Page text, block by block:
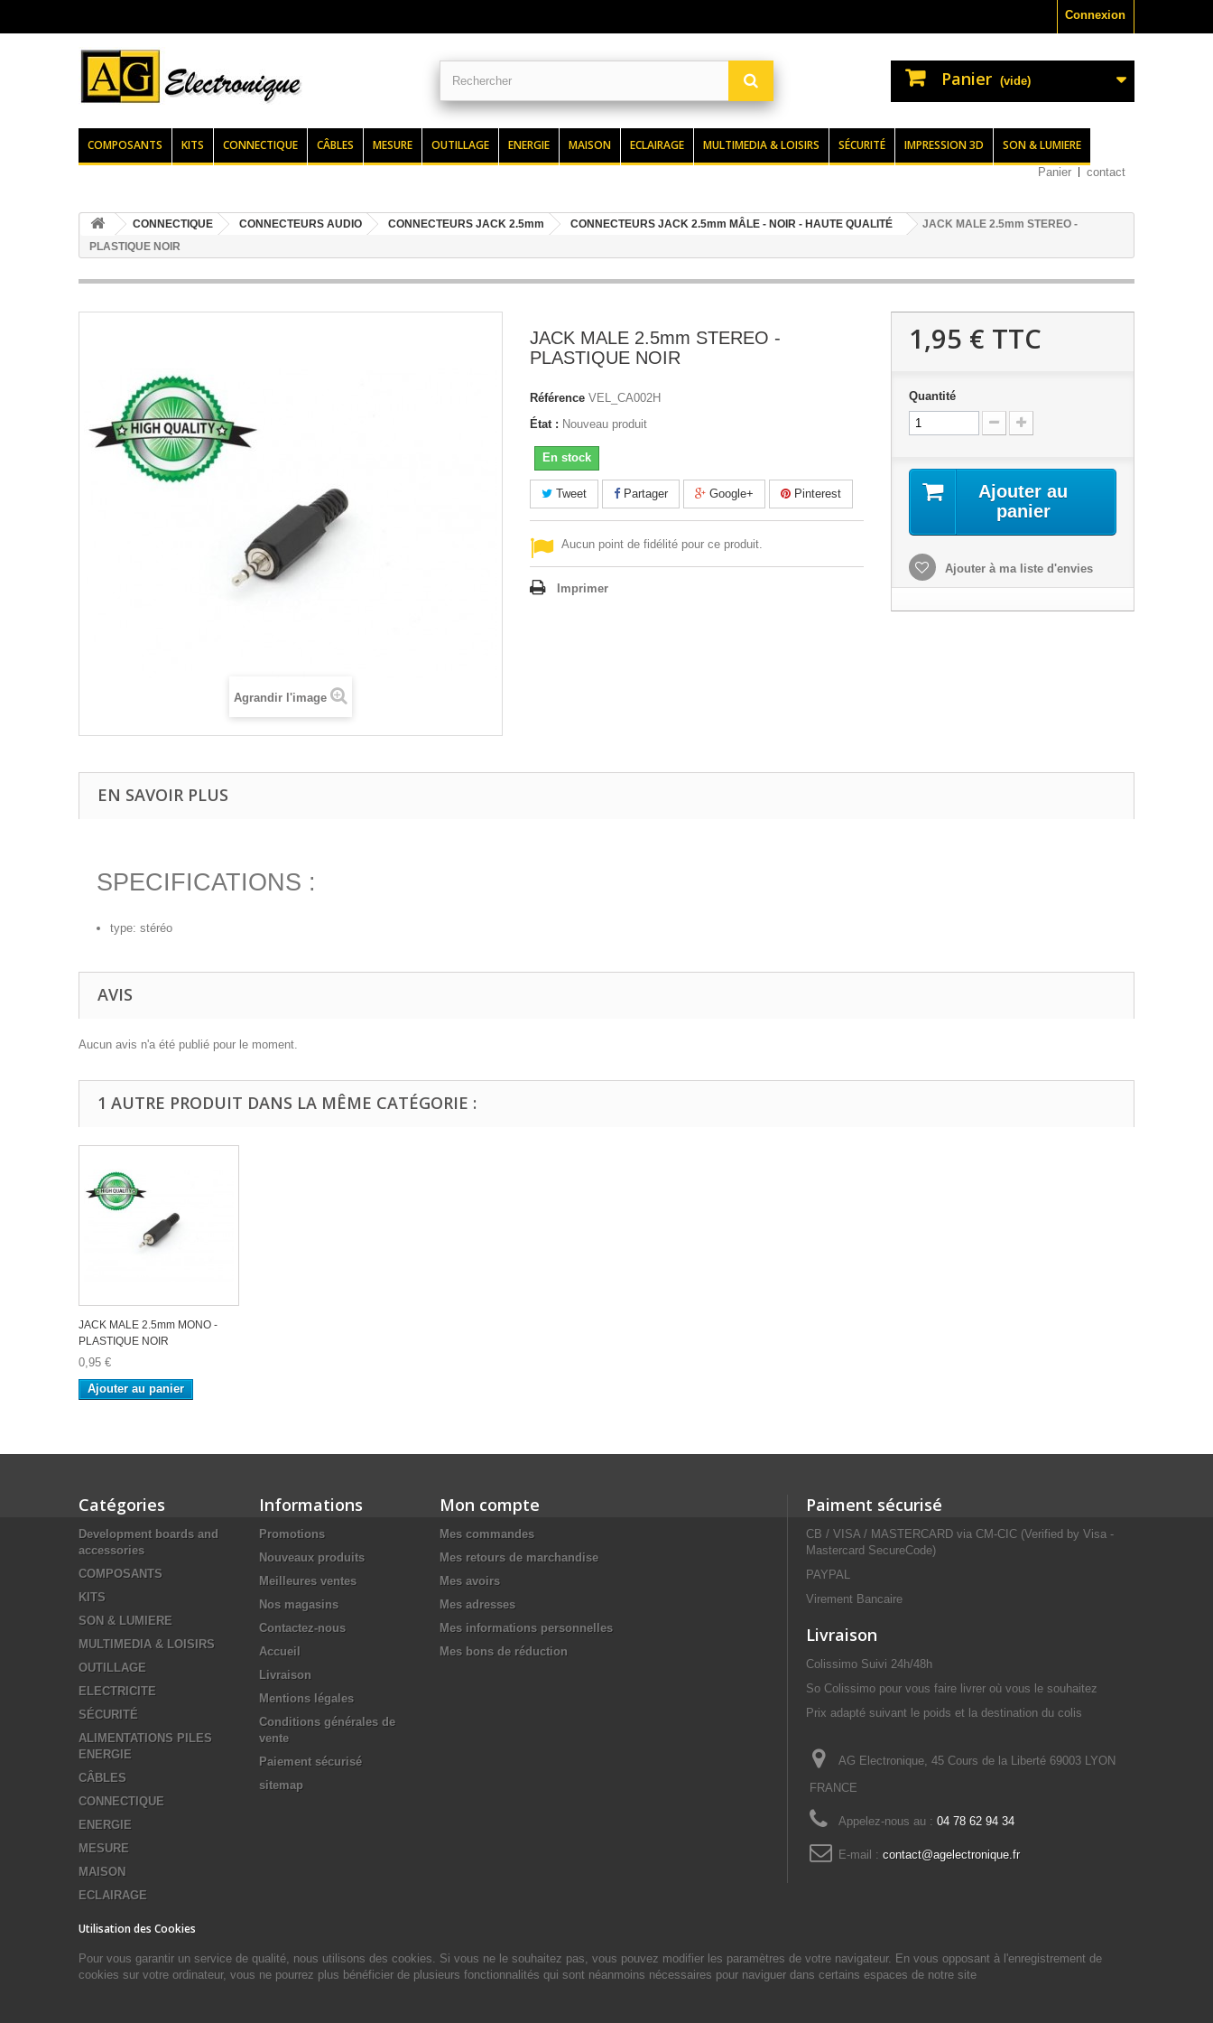
Connexion
Panier (vide)
COMPOSANTS KITS CONNECTIQUE CÂBLES MESURE OUTILLAGE ENERGIE MAISON ECLAIRAGE MULTIMEDIA & LOISIRS SÉCURITÉ IMPRESSION 3D SON & LUMIERE
Panier contact
CONNECTIQUE CONNECTEURS AUDIO CONNECTEURS JACK 2.5mm CONNECTEURS JACK 2.5mm MÂLE - NOIR - HAUTE QUALITÉ
JACK MALE 2.5mm STEREO -
PLASTIQUE NOIR
Agrandir l'image
JACK MALE 2.5mm STEREO -
PLASTIQUE NOIR
Référence VEL_CA002H
État : Nouveau produit
En stock
Tweet Partager Google+ Pinterest
Aucun point de fidélité pour ce produit.
Imprimer
1,95 € TTC
Quantité
Ajouter au
panier
Ajouter à ma liste d'envies
EN SAVOIR PLUS
SPECIFICATIONS :
type: stéréo
AVIS
Aucun avis n'a été publié pour le moment.
1 AUTRE PRODUIT DANS LA MÊME CATÉGORIE :
JACK MALE 2.5mm MONO -
PLASTIQUE NOIR
0,95 €
Ajouter au panier
Catégories
Development boards and
accessories
COMPOSANTS
KITS
SON & LUMIERE
MULTIMEDIA & LOISIRS
OUTILLAGE
ELECTRICITE
SÉCURITÉ
ALIMENTATIONS PILES
ENERGIE
CÂBLES
CONNECTIQUE
ENERGIE
MESURE
MAISON
ECLAIRAGE
Informations
Promotions
Nouveaux produits
Meilleures ventes
Nos magasins
Contactez-nous
Accueil
Livraison
Mentions légales
Conditions générales de
vente
Paiement sécurisé
sitemap
Mon compte
Mes commandes
Mes retours de marchandise
Mes avoirs
Mes adresses
Mes informations personnelles
Mes bons de réduction
Paiment sécurisé
CB / VISA / MASTERCARD via CM-CIC (Verified by Visa -
Mastercard SecureCode)
PAYPAL
Virement Bancaire
Livraison
Colissimo Suivi 24h/48h
So Colissimo pour vous faire livrer où vous le souhaitez
Prix adapté suivant le poids et la destination du colis
AG Electronique, 45 Cours de la Liberté 69003 LYON
FRANCE
Appelez-nous au : 04 78 62 94 34
E-mail : contact@agelectronique.fr
Utilisation des Cookies
Pour vous garantir un service de qualité, nous utilisons des cookies. Si vous ne le souhaitez pas, vous pouvez modifier les paramètres de votre navigateur. En vous opposant à l'enregistrement de
cookies sur votre ordinateur, vous ne pourrez plus bénéficier de plusieurs fonctionnalités qui sont néanmoins nécessaires pour naviguer dans certains espaces de notre site